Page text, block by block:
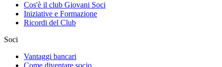
Cos'è il club Giovani Soci
Iniziative e Formazione
Ricordi del Club
Soci
Vantaggi bancari